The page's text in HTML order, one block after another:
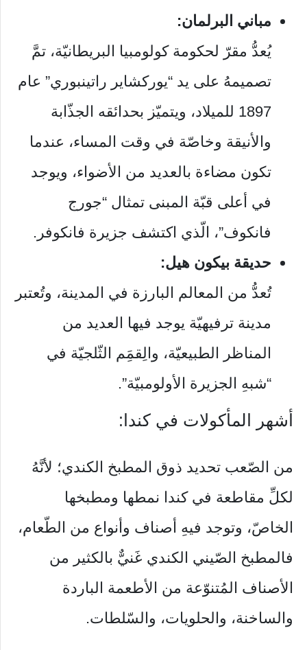
مباني البرلمان:
يُعدُّ مقرّ لحكومة كولومبيا البريطانيّة، تمَّ
تصميمهُ على يد “يوركشاير راتينبوري” عام
1897 للميلاد، ويتميّز بحدائقه الجذّابة
والأنيقة وخاصّة في وقت المساء، عندما
تكون مضاءة بالعديد من الأضواء، ويوجد
في أعلى قبّة المبنى تمثال “جورج
فانكوف”، الّذي اكتشف جزيرة فانكوفر.
حديقة بيكون هيل:
تُعدُّ من المعالم البارزة في المدينة، وتُعتبر
مدينة ترفيهيّة يوجد فيها العديد من
المناظر الطبيعيّة، والِقمَِم الثّلجيّة في
“شبهِ الجزيرة الأولومبيّة”.
أشهر المأكولات في كندا:
من الصّعب تحديد ذوق المطبخ الكندي؛ لأنَّهُ
لكلِّ مقاطعة في كندا نمطها ومطبخها
الخاصّ، وتوجد فيهِ أصناف وأنواع من الطّعام،
فالمطبخ الصّيني الكندي غَنيٌّ بالكثير من
الأصناف المُتنوّعة من الأطعمة الباردة
والساخنة، والحلويات، والسّلطات.